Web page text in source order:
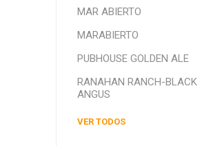
MAR ABIERTO
MARABIERTO
PUBHOUSE GOLDEN ALE
RANAHAN RANCH-BLACK
ANGUS
VER TODOS